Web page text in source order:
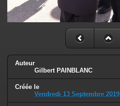
Auteur
Gilbert PAINBLANC
Créée le
Vendredi 13 Septembre 2019